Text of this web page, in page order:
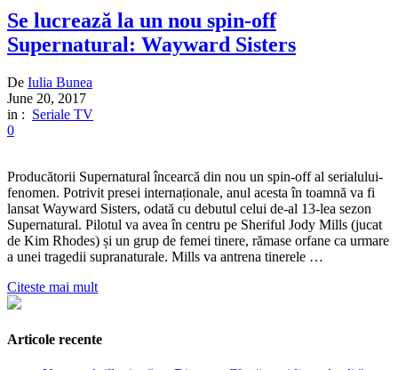
Se lucrează la un nou spin-off
Supernatural: Wayward Sisters
De Iulia Bunea
June 20, 2017
in : Seriale TV
0
Producătorii Supernatural încearcă din nou un spin-off al serialului-
fenomen. Potrivit presei internaționale, anul acesta în toamnă va fi
lansat Wayward Sisters, odată cu debutul celui de-al 13-lea sezon
Supernatural. Pilotul va avea în centru pe Sheriful Jody Mills (jucat
de Kim Rhodes) și un grup de femei tinere, rămase orfane ca urmare
a unei tragedii supranaturale. Mills va antrena tinerele …
Citeste mai mult
Articole recente